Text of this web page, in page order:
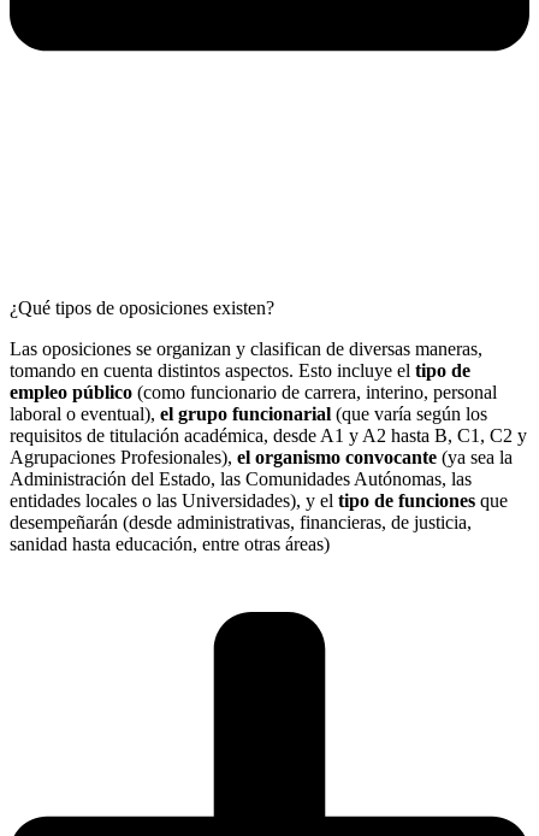
¿Qué tipos de oposiciones existen?
Las oposiciones se organizan y clasifican de diversas maneras,
tomando en cuenta distintos aspectos. Esto incluye el tipo de
empleo público (como funcionario de carrera, interino, personal
laboral o eventual), el grupo funcionarial (que varía según los
requisitos de titulación académica, desde A1 y A2 hasta B, C1, C2 y
Agrupaciones Profesionales), el organismo convocante (ya sea la
Administración del Estado, las Comunidades Autónomas, las
entidades locales o las Universidades), y el tipo de funciones que
desempeñarán (desde administrativas, financieras, de justicia,
sanidad hasta educación, entre otras áreas)